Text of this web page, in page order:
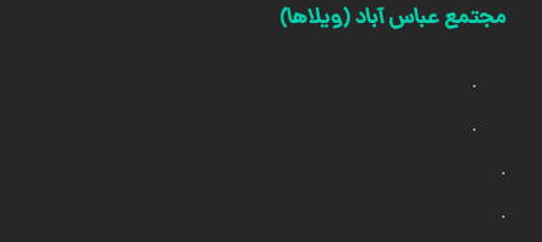
مجتمع عباس آباد (ویلاها)
.
.
.
.